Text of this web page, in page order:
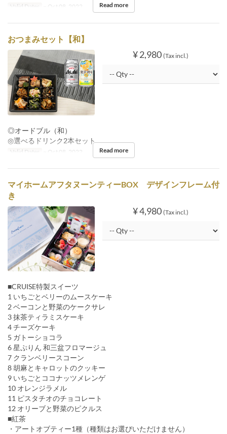
Valid Dates ~ Oct 08, 2022 Read more
おつまみセット【和】
¥ 2,980 (Tax incl.)
◎オードブル（和）
◎選べるドリンク2本セット
Valid Dates ~ Oct 08, 2022 Read more
マイホームアフタヌーンティーBOX デザインフレーム付
き
¥ 4,980 (Tax incl.)
■CRUISE特製スイーツ
1 いちごとベリーのムースケーキ
2 ベーコンと野菜のケークサレ
3 抹茶ティラミスケーキ
4 チーズケーキ
5 ガトーショコラ
6 星ぷりん 和三盆フロマージュ
7 クランベリースコーン
8 胡麻とキャロットのクッキー
9 いちごとココナッツメレンゲ
10 オレンジラメル
11 ピスタチオのチョコレート
12 オリーブと野菜のピクルス
■紅茶
・アートオブティー1種（種類はお選びいただけません）